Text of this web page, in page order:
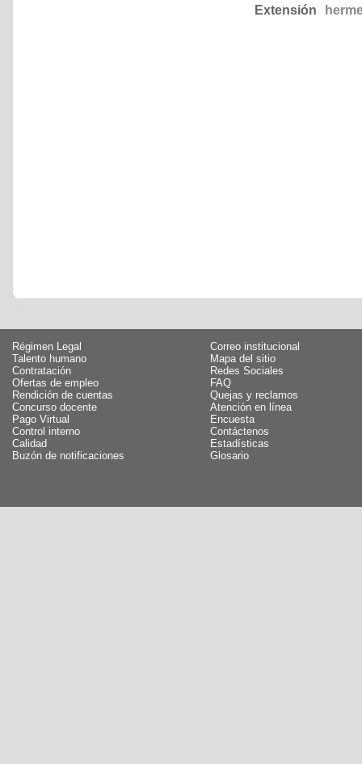
Extensión
Régimen Legal
Talento humano
Contratación
Ofertas de empleo
Rendición de cuentas
Concurso docente
Pago Virtual
Control interno
Calidad
Buzón de notificaciones
Correo institucional
Mapa del sitio
Redes Sociales
FAQ
Quejas y reclamos
Atención en línea
Encuesta
Contáctenos
Estadísticas
Glosario